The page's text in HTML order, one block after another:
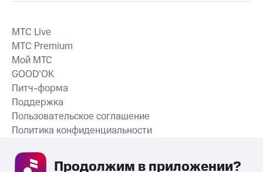
СКАЧАТЬ ПРИЛОЖЕНИЕ
MTС Live
MTС Premium
Мой МТС
GOOD’OK
Питч-форма
Поддержка
Пользовательское соглашение
Политика конфиденциальности